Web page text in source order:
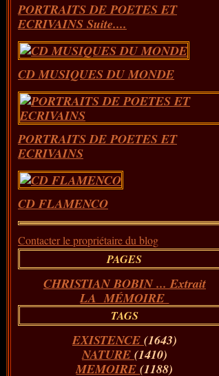
PORTRAITS DE POETES ET
ECRIVAINS Suite....
CD MUSIQUES DU MONDE
PORTRAITS DE POETES ET
ECRIVAINS
CD FLAMENCO
Contacter le propriétaire du blog
PAGES
CHRISTIAN BOBIN ... Extrait
LA MÉMOIRE
TAGS
EXISTENCE (1643)
NATURE (1410)
MEMOIRE(1188)